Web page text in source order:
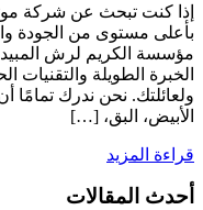
إذا كنت تبحث عن شركة
بأعلى مستوى من الجودة
مؤسسة الكريم لرش
الخبرة الطويلة والتقنيات
ولعائلتك. نحن ندرك تمامًا
الأبيض، البق، […]
قراءة المزيد
أحدث المقالات